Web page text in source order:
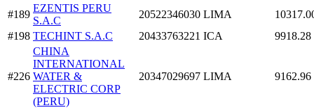
#189
EZENTIS PERU
S.A.C
20522346030 LIMA
#198 TECHINT S.A.C 20433763221 ICA 9918.28
#226
CHINA
INTERNATIONAL
WATER &
ELECTRIC CORP
(PERU)
20347029697 LIMA 9162.96